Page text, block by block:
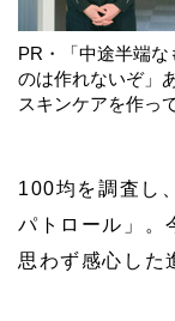
PR・「中途半端な
のは作れないぞ」
スキンケアを作っ
100均を調査し
パトロール」。
思わず感心した